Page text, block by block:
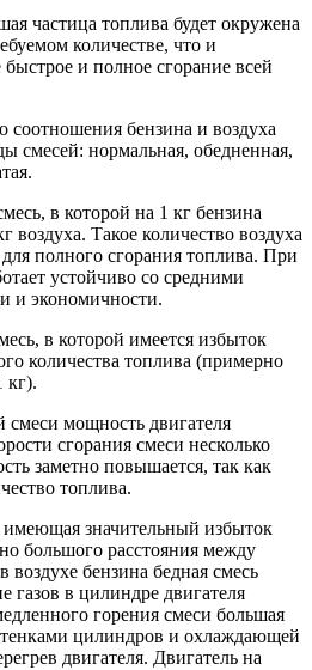
частица топлива будет окружена
количестве, что и
и полное сгорание всей
соотношения бензина и воздуха
смесей: нормальная, обедненная,
в которой на 1 кг бензина
воздуха. Такое количество воздуха
полного сгорания топлива. При
устойчиво со средними
и экономичности.
в которой имеется избыток
количества топлива (примерно
кг).
мощность двигателя
сгорания смеси несколько
заметно повышается, так как
топлива.
имеющая значительный избыток
большого расстояния между
бензина бедная смесь
газов в цилиндре двигателя
горения смеси большая
цилиндров и охлаждающей
двигателя. Двигатель на